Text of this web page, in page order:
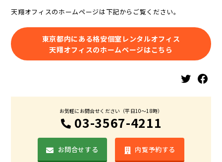
天翔オフィスのホームページは下記からご覧ください。
東京都内にある格安個室レンタルオフィス
天翔オフィスのホームページはこちら
Twitter Facebook
お気軽にお問合せください（平日10〜18時）
03-3567-4211
お問合せする 内覧予約する